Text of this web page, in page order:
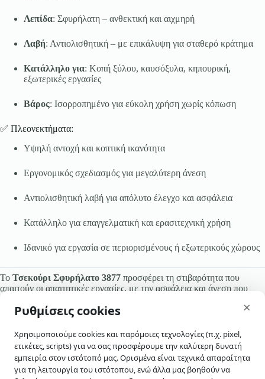
Λεπίδα: Σφυρήλατη – ανθεκτική και αιχμηρή
Λαβή: Αντιολισθητική – με επικάλυψη για σταθερό κράτημα
Κατάλληλο για: Κοπή ξύλου, καυσόξυλα, κηπουρική,
εξωτερικές εργασίες
Βάρος: Ισορροπημένο για εύκολη χρήση χωρίς κόπωση
✅ Πλεονεκτήματα:
Υψηλή αντοχή και κοπτική ικανότητα
Εργονομικός σχεδιασμός για μεγαλύτερη άνεση
Αντιολισθητική λαβή για απόλυτο έλεγχο και ασφάλεια
Κατάλληλο για επαγγελματική και ερασιτεχνική χρήση
Ιδανικό για εργασία σε περιορισμένους ή εξωτερικούς χώρους
Το Τσεκούρι Σφυρήλατο 3877 προσφέρει τη στιβαρότητα που
απαιτούν οι απαιτητικές εργασίες, με την ασφάλεια και άνεση που
Ρυθμίσεις cookies ×
Χρησιμοποιούμε cookies και παρόμοιες τεχνολογίες (π.χ. pixel,
ετικέτες, scripts) για να σας προσφέρουμε την καλύτερη δυνατή
εμπειρία στον ιστότοπό μας. Ορισμένα είναι τεχνικά απαραίτητα
για τη λειτουργία του ιστότοπου, ενώ άλλα μας βοηθούν να